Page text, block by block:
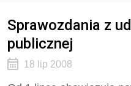
Sprawozdania z
publicznej
18 lip 2008